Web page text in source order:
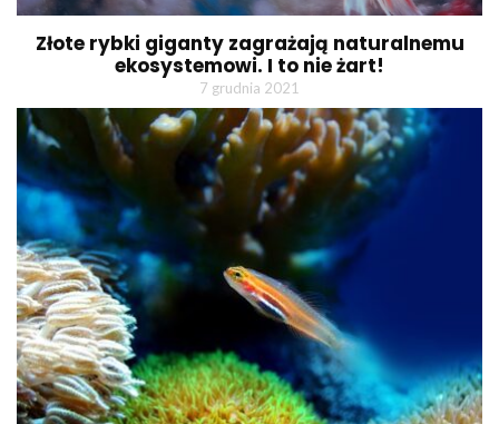
Złote rybki giganty zagrażają naturalnemu
ekosystemowi. I to nie żart!
7 grudnia 2021